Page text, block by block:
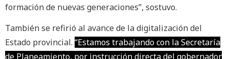
formación de nuevas generaciones”, sostuvo.
También se refirió al avance de la digitalización del
Estado provincial. “Estamos trabajando con la Secretaría
de Planeamiento, por instrucción directa del gobernador